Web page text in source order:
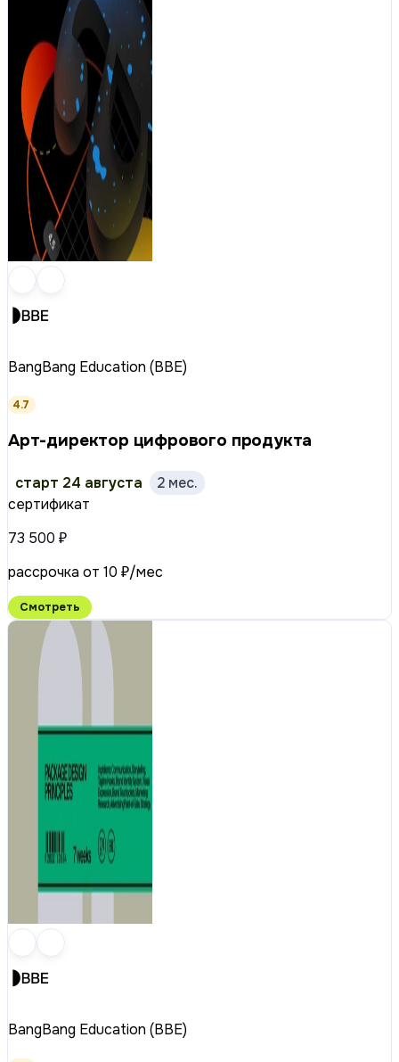
BangBang Education (BBE)
4.7
Арт-директор цифрового продукта
старт 24 августа
2 мес.
сертификат
73 500 ₽
рассрочка от 10 ₽/мес
Смотреть
BangBang Education (BBE)